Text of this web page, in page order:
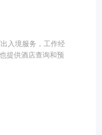
入境服务，工作经
提供酒店查询和预